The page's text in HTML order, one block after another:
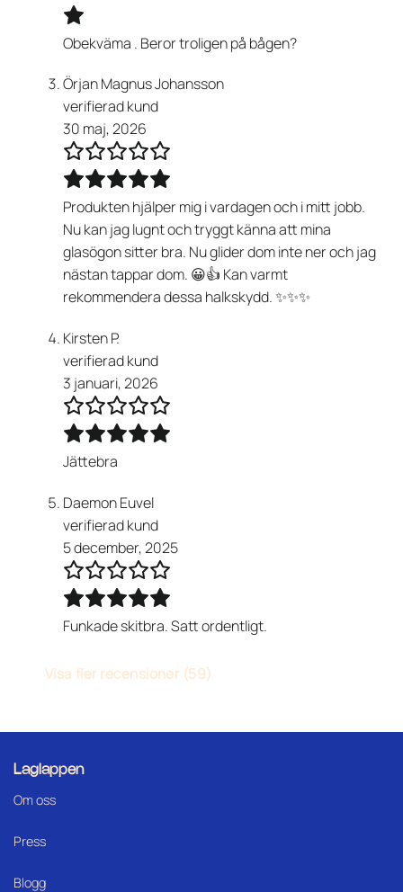
Obekväma . Beror troligen på bågen?
Örjan Magnus Johansson
verifierad kund
30 maj, 2026
Produkten hjälper mig i vardagen och i mitt jobb.
Nu kan jag lugnt och tryggt känna att mina
glasögon sitter bra. Nu glider dom inte ner och jag
nästan tappar dom. 😀👍 Kan varmt
rekommendera dessa halkskydd. ✨✨✨
Kirsten P.
verifierad kund
3 januari, 2026
Jättebra
Daemon Euvel
verifierad kund
5 december, 2025
Funkade skitbra. Satt ordentligt.
Visa fler recensioner (59)
Laglappen
Om oss
Press
Blogg